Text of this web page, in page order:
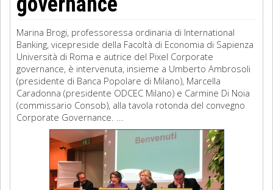
Marina Brogi, professoressa ordinaria di International
Banking, vicepreside della Facoltà di Economia di Sapienza
Università di Roma e autrice del Pixel Corporate
governance, è intervenuta, insieme a Umberto Ambrosoli
(presidente di Banca Popolare di Milano), Marcella
Caradonna (presidente ODCEC Milano) e Carmine Di Noia
(commissario Consob), alla tavola rotonda del convegno
Corporate Governance. ...